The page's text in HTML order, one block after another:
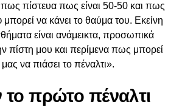
πως πίστευα πως είναι 50-50 και πως
να κάνει το θαύμα του. Εκείνη
είναι ανάμεικτα, προσωπικά
πίστη μου και περίμενα πως μπορεί
να πιάσει το πέναλτι».
το πρώτο πέναλτι